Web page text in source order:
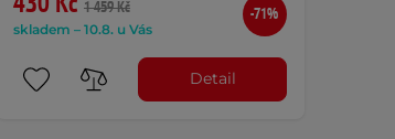
1 459 Kč
skladem – 10.8. u Vás
-71%
Detail